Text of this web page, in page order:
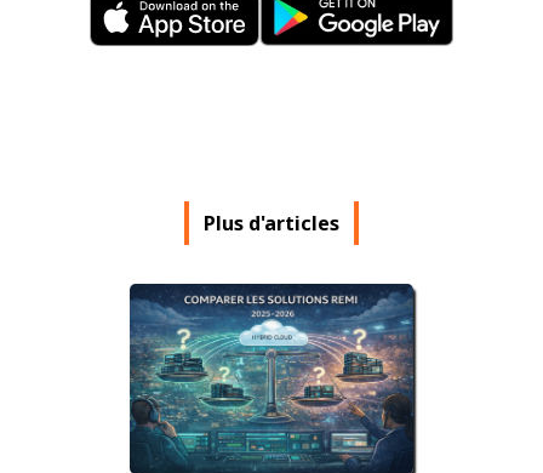
Plus d'articles